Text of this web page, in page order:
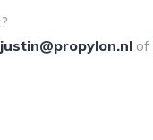
justin@propylon.nl of